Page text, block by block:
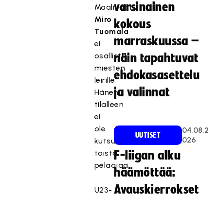
Maalivahti
Miro
Tuomala
ei
osallistu
miesten
leirille.
Hänen
tilalleen
ei
ole
kutsuttu
toista
pelaajaa.
U23-
varsinainen
kokous
marraskuussa –
näin tapahtuvat
ehdokasasettelu
ja valinnat
UUTISET
04.08.2
026
F-liigan alku
häämöttää:
Avauskierrokset